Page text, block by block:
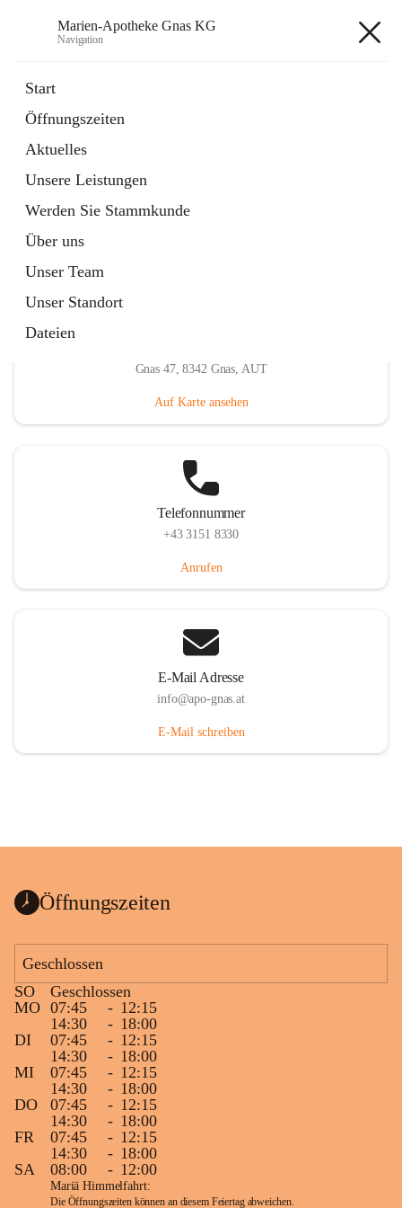
Marien-Apotheke Gnas KG
Navigation
Start
Öffnungszeiten
Aktuelles
Unsere Leistungen
Werden Sie Stammkunde
Über uns
Unser Team
Unser Standort
Dateien
Externe Webseite
in
Tab
Ärztliche Bereitschaftsdienste
Externe Webseite
öffnet
in
neuem
Tab
Gnas 47, 8342 Gnas, AUT
Auf Karte ansehen
Telefonnummer
+43 3151 8330
Anrufen
E-Mail Adresse
info@apo-gnas.at
E-Mail schreiben
Öffnungszeiten
Geschlossen
SO
Geschlossen
MO 07:45 - 12:15
14:30
- 18:00
DI
07:45 - 12:15
14:30
- 18:00
MI
07:45 - 12:15
14:30
- 18:00
DO
07:45 - 12:15
14:30
- 18:00
FR
07:45 - 12:15
14:30
- 18:00
SA
08:00 - 12:00
Mariä Himmelfahrt:
Die Öffnungszeiten können an diesem Feiertag abweichen.